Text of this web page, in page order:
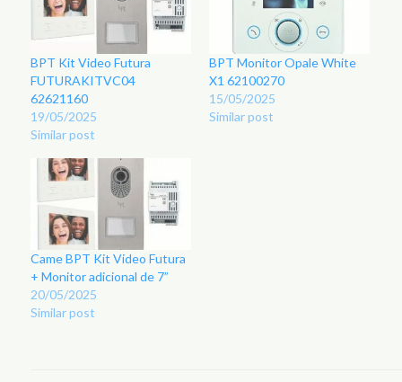
BPT Kit Video Futura
FUTURAKITVC04
62621160
19/05/2025
Similar post
BPT Monitor Opale White
X1 62100270
15/05/2025
Similar post
Came BPT Kit Video Futura
+ Monitor adicional de 7”
20/05/2025
Similar post